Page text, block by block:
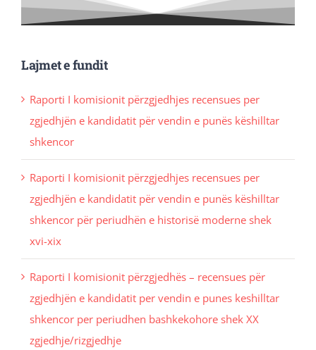
Lajmet e fundit
Raporti I komisionit përzgjedhjes recensues per
zgjedhjën e kandidatit për vendin e punës këshilltar
shkencor
Raporti I komisionit përzgjedhjes recensues per
zgjedhjën e kandidatit për vendin e punës këshilltar
shkencor për periudhën e historisë moderne shek
xvi-xix
Raporti I komisionit përzgjedhës – recensues për
zgjedhjën e kandidatit per vendin e punes keshilltar
shkencor per periudhen bashkekohore shek XX
zgjedhje/rizgjedhje